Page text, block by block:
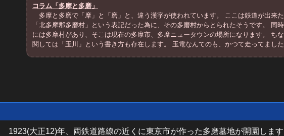
コラム「多摩と多磨」
多摩と多磨で「摩」と「磨」と、違う漢字が使われています。 ここは鉄道が出来
「北多摩郡多磨村」という表記だった為に、その多磨村からとられたそうです。 同
には多摩村があり、そこは現在の多摩市、多摩ニュータウンの場所になります。 ち
関しては「玉川」という書き方も存在します。 玉電なんてのも、かつて走ってました
1923(大正12)年、両鉄道路線の近くに東京市が作った多磨墓地が開園しま